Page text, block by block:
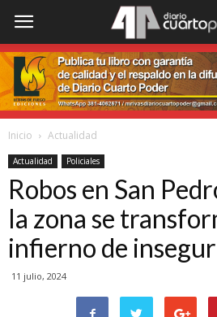
Inicio Actualidad
Actualidad Policiales
Robos en San
la zona se
infierno de
11 julio, 2024